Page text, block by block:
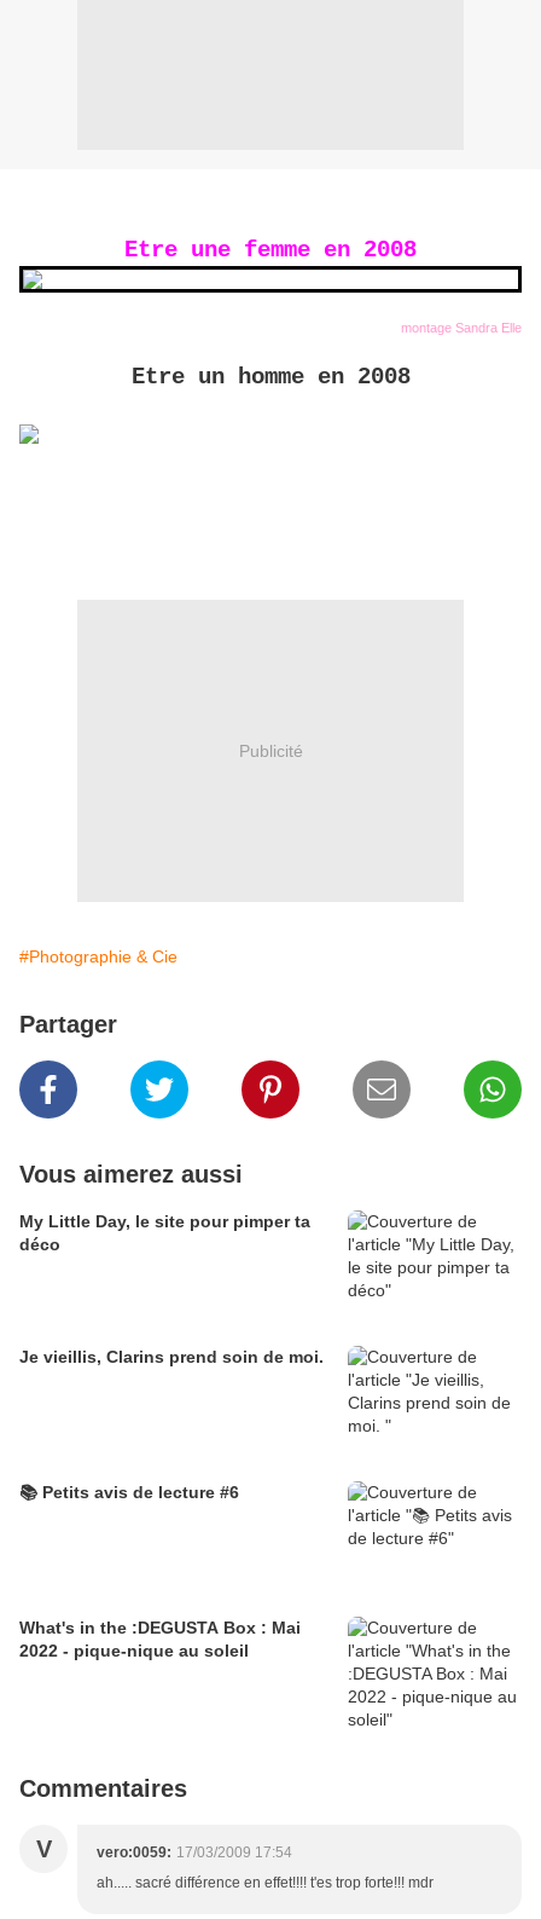
Etre une femme en 2008
montage Sandra Elle
Etre un homme en 2008
Publicité
#Photographie & Cie
Partager
Vous aimerez aussi
My Little Day, le site pour pimper ta
déco
Je vieillis, Clarins prend soin de moi.
📚 Petits avis de lecture #6
What's in the :DEGUSTA Box : Mai
2022 - pique-nique au soleil
Commentaires
V vero:0059: 17/03/2009 17:54
ah..... sacré différence en effet!!!! t'es trop forte!!! mdr